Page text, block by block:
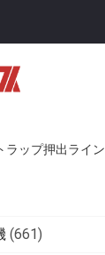
ラップ押出ライン
(661)